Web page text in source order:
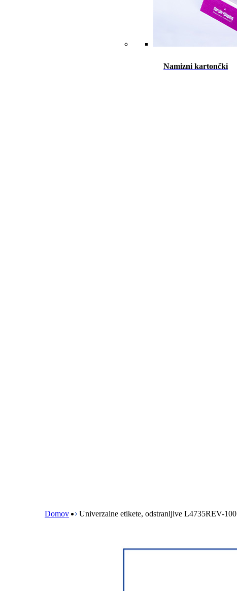
Namizni kartončki
Domov Univerzalne etikete, odstranljive L4735REV-100